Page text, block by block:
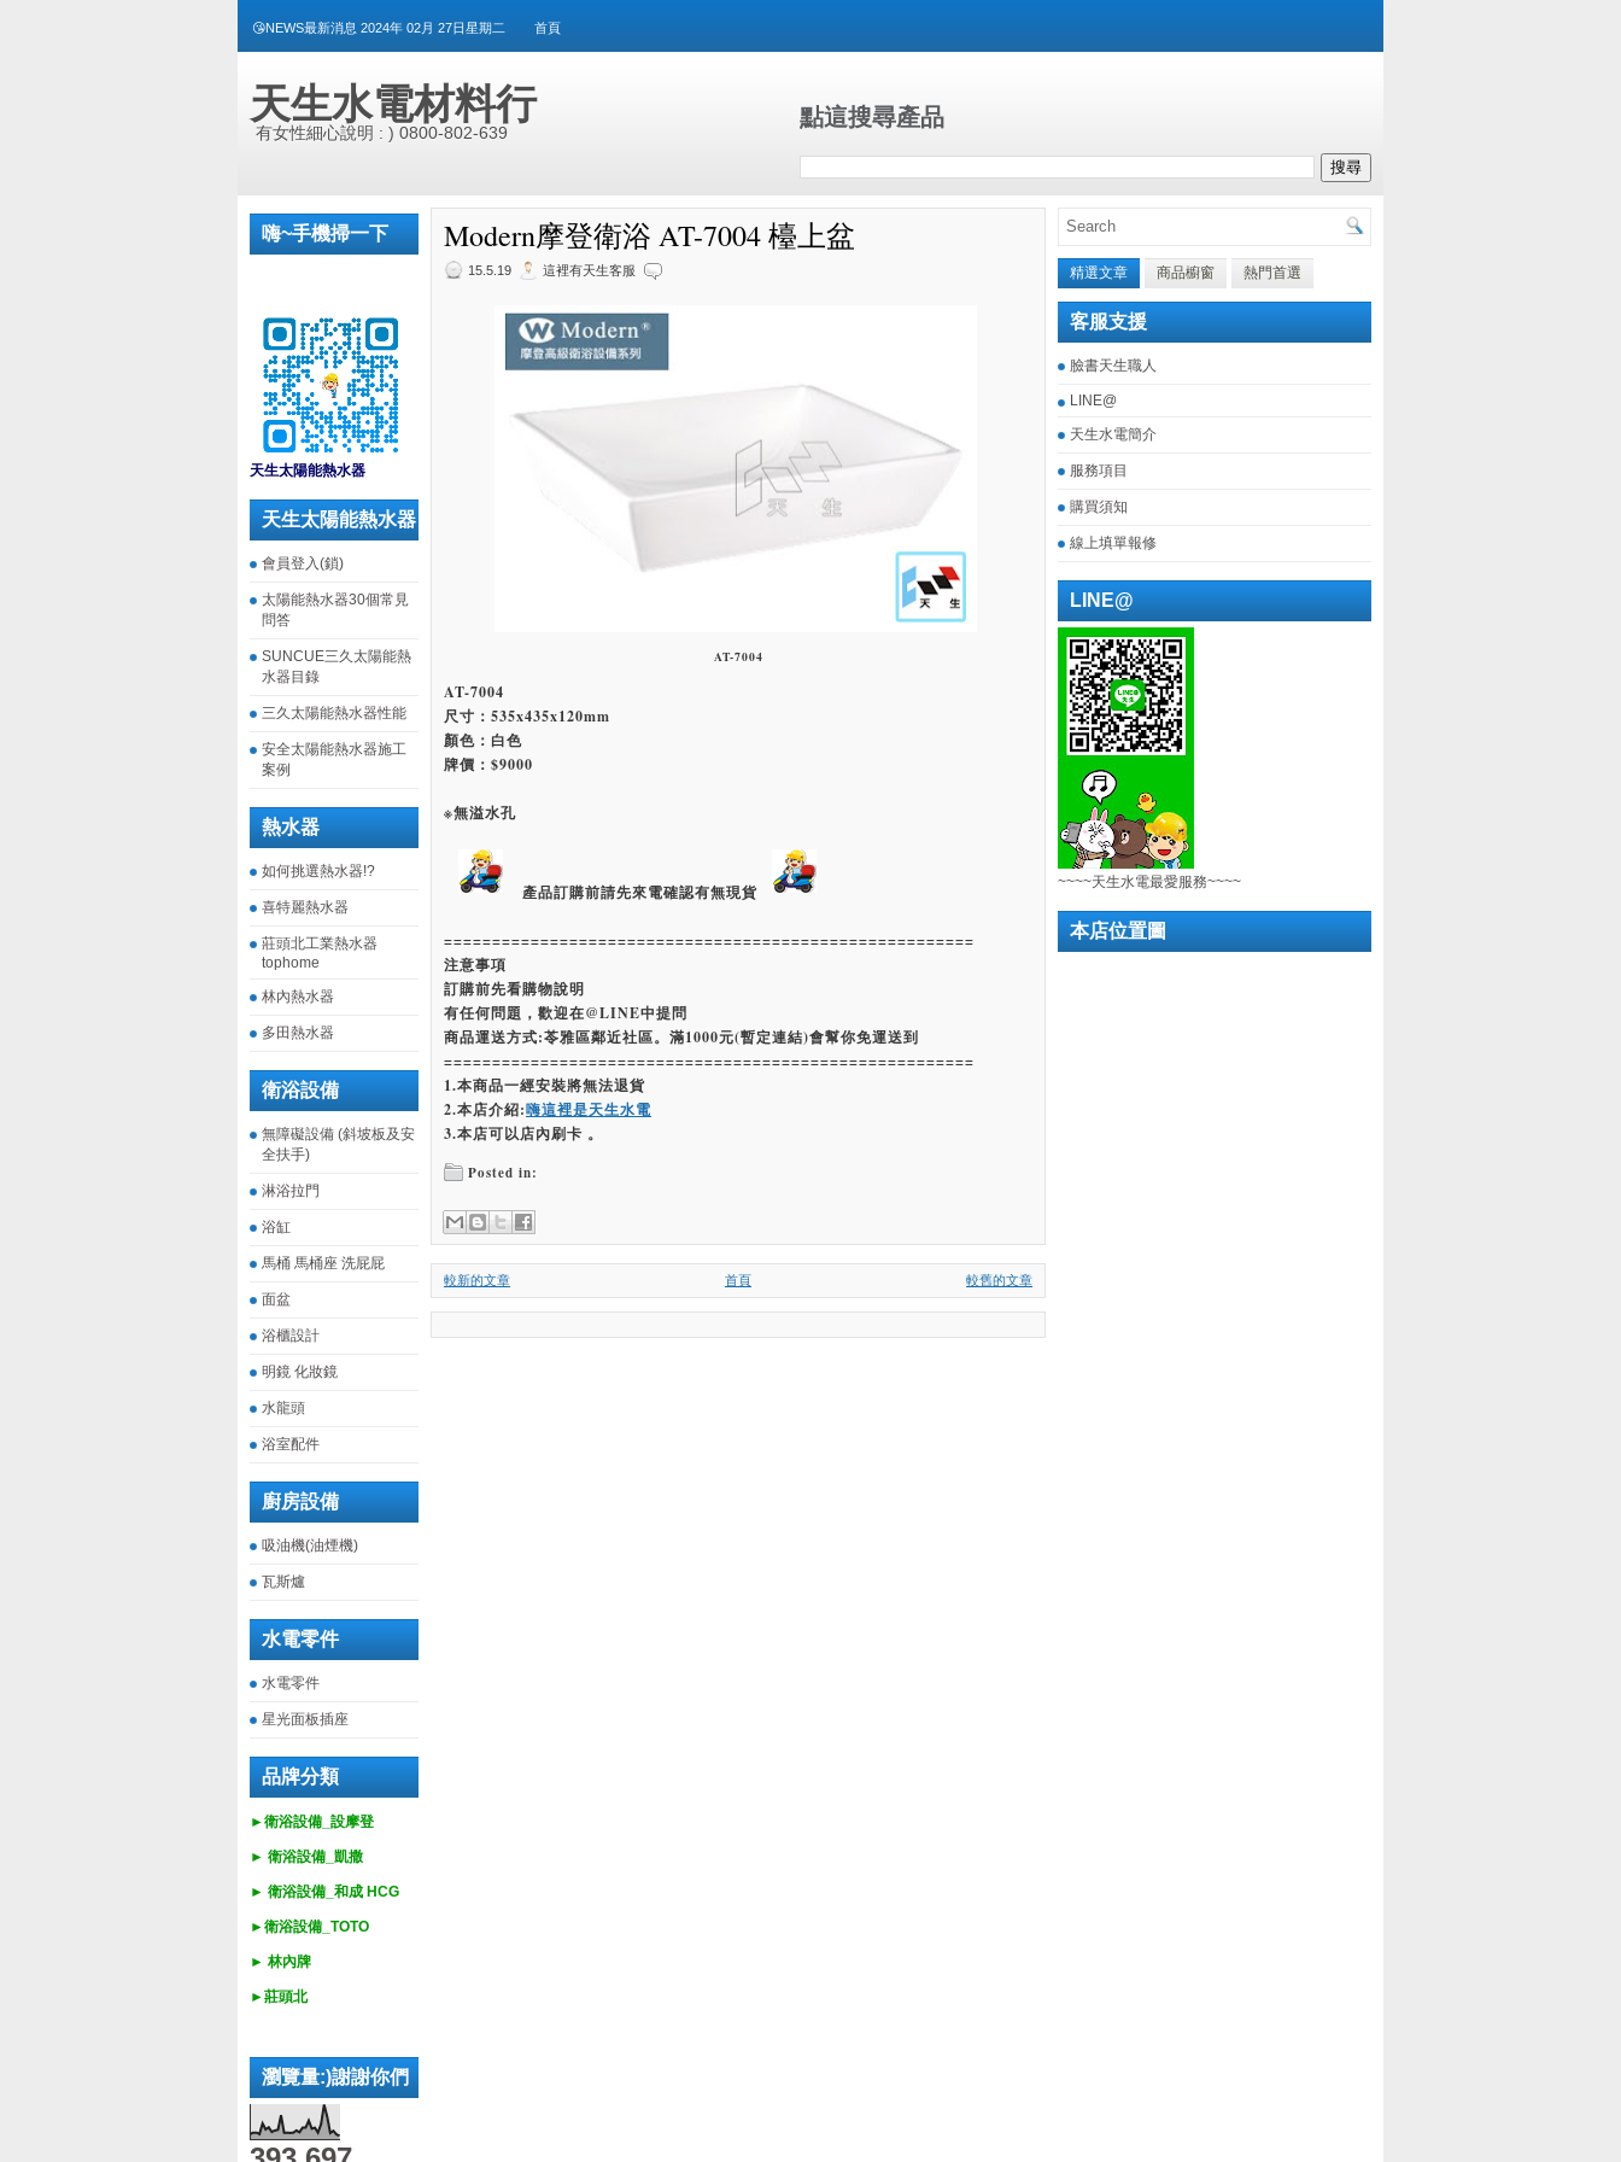
😘NEWS最新消息 2024年 02月 27日星期二 首頁
天生水電材料行
有女性細心說明 : ) 0800-802-639
點這搜尋產品
嗨~手機掃一下
天生太陽能熱水器
天生太陽能熱水器
會員登入(鎖)
太陽能熱水器30個常見
問答
SUNCUE三久太陽能熱
水器目錄
三久太陽能熱水器性能
安全太陽能熱水器施工
案例
熱水器
如何挑選熱水器!?
喜特麗熱水器
莊頭北工業熱水器
tophome
林內熱水器
多田熱水器
衛浴設備
無障礙設備 (斜坡板及安
全扶手)
淋浴拉門
浴缸
馬桶 馬桶座 洗屁屁
面盆
浴櫃設計
明鏡 化妝鏡
水龍頭
浴室配件
廚房設備
吸油機(油煙機)
瓦斯爐
水電零件
水電零件
星光面板插座
品牌分類
►衛浴設備_設摩登
► 衛浴設備_ 凱撒
► 衛浴設備_ 和成 HCG
►衛浴設備_ TOTO
► 林內牌
►莊頭北
瀏覽量:)謝謝你們
Modern摩登衛浴 AT-7004 檯上盆
15.5.19 這裡有天生客服
AT-7004
AT-7004
尺寸：535x435x120mm
顏色：白色
牌價：$9000
※無溢水孔
產品訂購前請先來電確認有無現貨
=======================================================
注意事項
訂購前先看購物說明
有任何問題，歡迎在@LINE中提問
商品運送方式:苓雅區鄰近社區。滿1000元(暫定連結)會幫你免運送到
=======================================================
1.本商品一經安裝將無法退貨
2.本店介紹:嗨這裡是天生水電
3.本店可以店內刷卡 。
Posted in:
較新的文章 較舊的文章
首頁
精選文章 商品櫥窗 熱門首選
客服支援
臉書天生職人
LINE@
天生水電簡介
服務項目
購買須知
線上填單報修
LINE@
~~~~天生水電最愛服務~~~~
本店位置圖